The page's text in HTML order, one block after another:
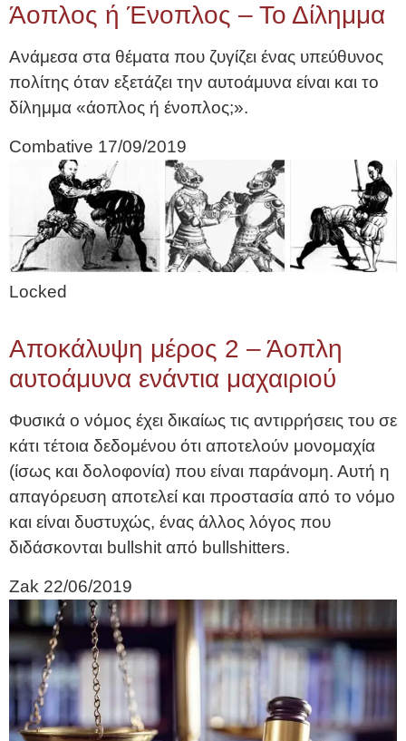
Άοπλος ή Ένοπλος – Το Δίλημμα
Ανάμεσα στα θέματα που ζυγίζει ένας υπεύθυνος
πολίτης όταν εξετάζει την αυτοάμυνα είναι και το
δίλημμα «άοπλος ή ένοπλος;».
Combative 17/09/2019
Locked
Αποκάλυψη μέρος 2 – Άοπλη
αυτοάμυνα ενάντια μαχαιριού
Φυσικά ο νόμος έχει δικαίως τις αντιρρήσεις του σε
κάτι τέτοια δεδομένου ότι αποτελούν μονομαχία
(ίσως και δολοφονία) που είναι παράνομη. Αυτή η
απαγόρευση αποτελεί και προστασία από το νόμο
και είναι δυστυχώς, ένας άλλος λόγος που
διδάσκονται bullshit από bullshitters.
Zak 22/06/2019